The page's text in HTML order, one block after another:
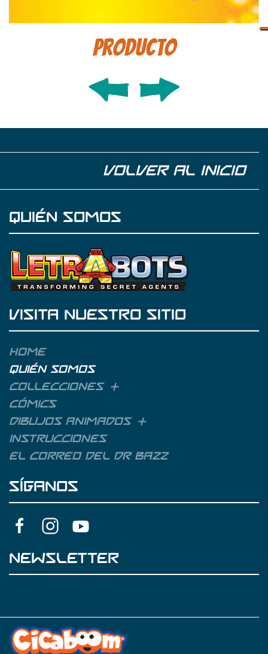
Producto
VOLVER AL INICIO
QUIÉN SOMOS
VISITA NUESTRO SITIO
Home
Quién somos
Collecciones
Cómics
Dibujos animados
Instrucciones
El correo del Dr Bazz
SÍGANOS
NEWSLETTER